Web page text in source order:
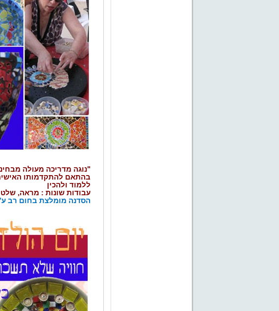
"נוגה מדריכה מעולה
בהתאם להתקדמותו
ללמוד ולהכין
עבודות שונות : מראה, שלט
הסדנה מומלצת בחום רב ע"י